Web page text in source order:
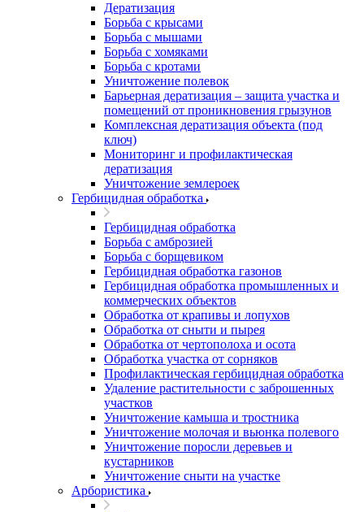
Дератизация
Борьба с крысами
Борьба с мышами
Борьба с хомяками
Борьба с кротами
Уничтожение полевок
Барьерная дератизация – защита участка и
помещений от проникновения грызунов
Комплексная дератизация объекта (под
ключ)
Мониторинг и профилактическая
дератизация
Уничтожение землероек
Гербицидная обработка
Гербицидная обработка
Борьба с амброзией
Борьба с борщевиком
Гербицидная обработка газонов
Гербицидная обработка промышленных и
коммерческих объектов
Обработка от крапивы и лопухов
Обработка от сныти и пырея
Обработка от чертополоха и осота
Обработка участка от сорняков
Профилактическая гербицидная обработка
Удаление растительности с заброшенных
участков
Уничтожение камыша и тростника
Уничтожение молочая и вьюнка полевого
Уничтожение поросли деревьев и
кустарников
Уничтожение сныти на участке
Арбористика